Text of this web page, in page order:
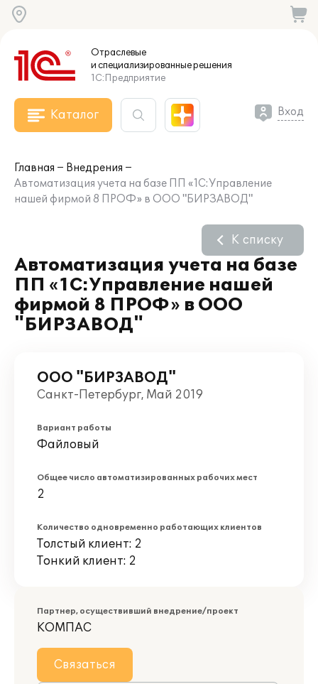
Отраслевые
и специализированныерешения
1С:Предприятие
Каталог Вход
Главная
Внедрения
Автоматизация учета на базе ПП «1С:Управление
нашей фирмой 8 ПРОФ» в ООО "БИРЗАВОД"
Автоматизация учета на базе
ПП «1С:Управление нашей
фирмой 8 ПРОФ» в ООО
"БИРЗАВОД"
К списку
ООО "БИРЗАВОД"
Санкт-Петербург, Май 2019
Вариант работы
Файловый
Общее число автоматизированных рабочих мест
2
Количество одновременно работающих клиентов
Толстый клиент: 2
Тонкий клиент: 2
Партнер, осуществивший внедрение/проект
КОМПАС
Связаться